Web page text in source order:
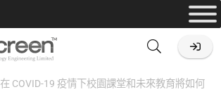
在 COVID-19 疫情下校園課堂和未來教育將如何